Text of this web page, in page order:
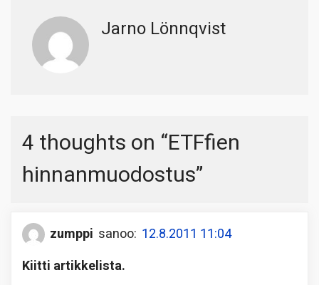
Jarno Lönnqvist
4 thoughts on “ETFfien
hinnanmuodostus”
zumppi sanoo: 12.8.2011 11:04
Kiitti artikkelista.